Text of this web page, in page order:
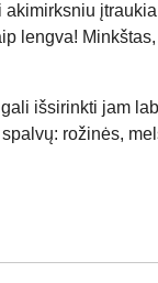
lengva!
išsirinkti jam
rožinės,